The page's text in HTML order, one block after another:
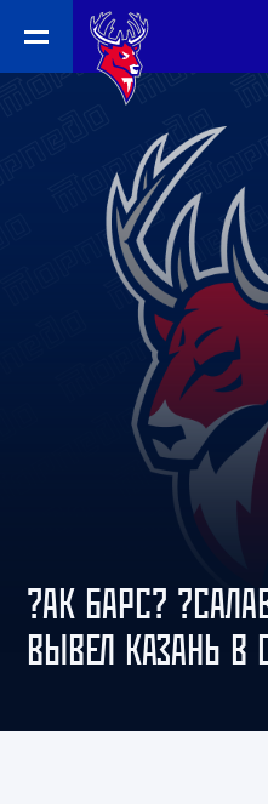
?АК БАРС?
ВЫВЕЛ КАЗАНЬ